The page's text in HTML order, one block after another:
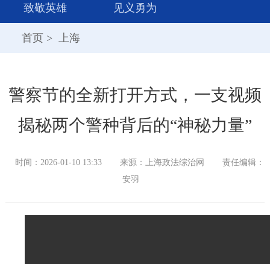
致敬英雄
见义勇为
首页 > 上海
警察节的全新打开方式，一支视频
揭秘两个警种背后的“神秘力量”
时间：2026-01-10 13:33 来源：上海政法综治网
责任编辑：
安羽